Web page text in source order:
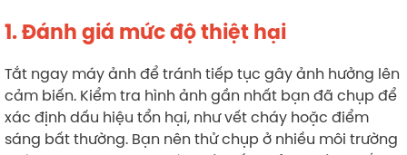
1. Đánh giá mức độ thiệt hại
Tắt ngay máy ảnh để tránh tiếp tục gây ảnh hưởng lên
cảm biến. Kiểm tra hình ảnh gần nhất bạn đã chụp để
xác định dấu hiệu tổn hại, như vết cháy hoặc điểm
sáng bất thường. Bạn nên thử chụp ở nhiều môi trường